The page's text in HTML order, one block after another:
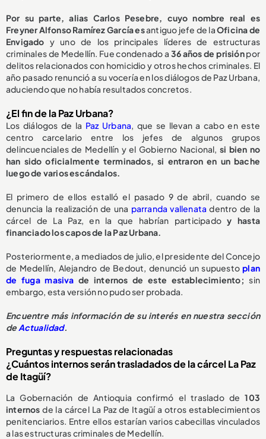
Por su parte, alias Carlos Pesebre, cuyo nombre real es
Freyner Alfonso Ramírez García esantiguo jefe de laOficina de
Envigado y uno de los principales líderes de estructuras
criminales de Medellín. Fue condenado a 36 años de prisiónpor
delitos relacionados con homicidio y otros hechos criminales. El
año pasado renunció a su vocería en los diálogos de Paz Urbana,
aduciendo que no había resultados concretos.
¿El fin de la Paz Urbana?
Los diálogos de la Paz Urbana, que se llevan a cabo en este
centro carcelario entre los jefes de algunos grupos
delincuenciales de Medellín y el Gobierno Nacional, si bien no
han sido oficialmente terminados, si entraron en un bache
luego de varios escándalos.
El primero de ellos estalló el pasado 9 de abril, cuando se
denuncia la realización de una parranda vallenatadentro de la
cárcel de La Paz, en la que habrían participadoy hasta
financiado los capos de la Paz Urbana.
Posteriormente, a mediados de julio, el presidente del Concejo
de Medellín, Alejandro de Bedout, denunció un supuesto plan
de fuga masivade internos de este establecimiento;sin
embargo, esta versión no pudo ser probada.
Encuentre más información de su interés en nuestra sección
deActualidad.
Preguntas y respuestas relacionadas
¿Cuántos internos serán trasladados de la cárcel La Paz
de Itagüí?
La Gobernación de Antioquia confirmó el traslado de103
internos de la cárcel La Paz de Itagüí a otros establecimientos
penitenciarios. Entre ellos estarían varios cabecillas vinculados
a las estructuras criminales de Medellín.